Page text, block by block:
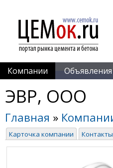
Компании Объявления
ЭВР, ООО
Главная »
Карточка компании